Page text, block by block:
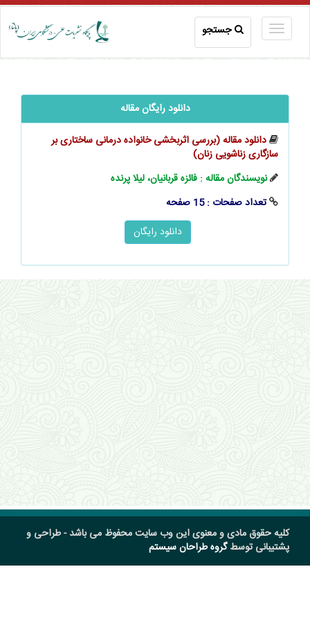
جستجو
دانلود رایگان مقاله
دانلود مقاله (بررسی اثربخشی خانواده درمانی ساختاری بر
سازگاری زناشویی زنان)
نویسندگان مقاله : فائزه قربانیان، لیلا پرنده
تعداد صفحات : 15 صفحه
کلیه حقوق مادی و معنوی این وب سایت محفوظ می باشد - طراحی و
پشتیبانی توسطگروه طراحان سیستم